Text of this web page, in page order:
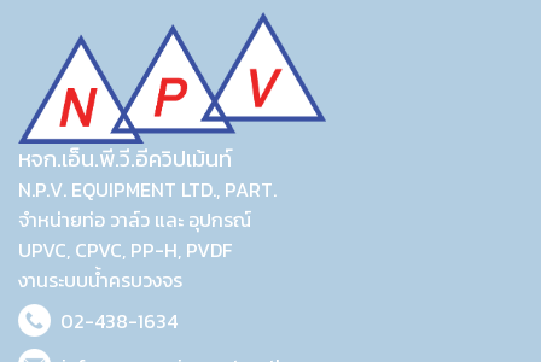
หจก.เอ็น.พี.วี.อีควิปเม้นท์
N.P.V. EQUIPMENT LTD., PART.
จำหน่ายท่อ วาล์ว และ อุปกรณ์
UPVC, CPVC, PP-H, PVDF
งานระบบน้ำครบวงจร
02-438-1634